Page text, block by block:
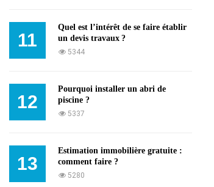
11
Quel est l’intérêt de se faire établir
un devis travaux ?
5344
12
Pourquoi installer un abri de
piscine ?
5337
13
Estimation immobilière gratuite :
comment faire ?
5280